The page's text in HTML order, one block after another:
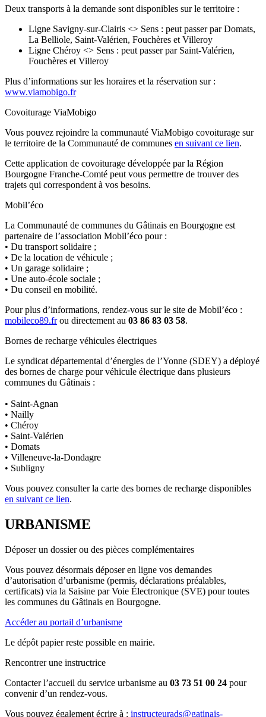
Deux transports à la demande sont disponibles sur le territoire :
Ligne Savigny-sur-Clairis <> Sens : peut passer par Domats,
La Belliole, Saint-Valérien, Fouchères et Villeroy
Ligne Chéroy <> Sens : peut passer par Saint-Valérien,
Fouchères et Villeroy
Plus d’informations sur les horaires et la réservation sur :
www.viamobigo.fr
Covoiturage ViaMobigo
Vous pouvez rejoindre la communauté ViaMobigo covoiturage sur
le territoire de la Communauté de communes en suivant ce lien.
Cette application de covoiturage développée par la Région
Bourgogne Franche-Comté peut vous permettre de trouver des
trajets qui correspondent à vos besoins.
Mobil’éco
La Communauté de communes du Gâtinais en Bourgogne est
partenaire de l’association Mobil’éco pour :
• Du transport solidaire ;
• De la location de véhicule ;
• Un garage solidaire ;
• Une auto-école sociale ;
• Du conseil en mobilité.
Pour plus d’informations, rendez-vous sur le site de Mobil’éco :
mobileco89.frou directement au 03 86 83 03 58.
Bornes de recharge véhicules électriques
Le syndicat départemental d’énergies de l’Yonne (SDEY) a déployé
des bornes de charge pour véhicule électrique dans plusieurs
communes du Gâtinais :
• Saint-Agnan
• Nailly
• Chéroy
• Saint-Valérien
• Domats
• Villeneuve-la-Dondagre
• Subligny
Vous pouvez consulter la carte des bornes de recharge disponibles
en suivant ce lien.
URBANISME
Déposer un dossier ou des pièces complémentaires
Vous pouvez désormais déposer en ligne vos demandes
d’autorisation d’urbanisme (permis, déclarations préalables,
certificats) via la Saisine par Voie Électronique (SVE) pour toutes
les communes du Gâtinais en Bourgogne.
Accéder au portail d’urbanisme
Le dépôt papier reste possible en mairie.
Rencontrer une instructrice
Contacter l’accueil du service urbanisme au 03 73 51 00 24 pour
convenir d’un rendez-vous.
Vous pouvez également écrire à : instructeurads@gatinais-